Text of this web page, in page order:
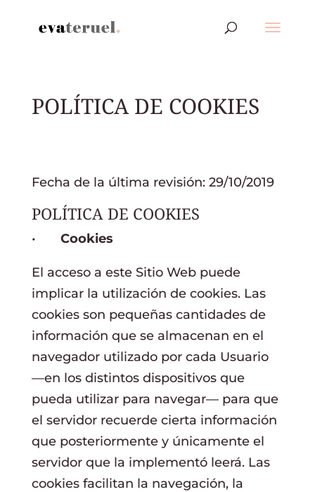
POLÍTICA DE COOKIES
Fecha de la última revisión: 29/10/2019
POLÍTICA DE COOKIES
• Cookies
El acceso a este Sitio Web puede
implicar la utilización de cookies. Las
cookies son pequeñas cantidades de
información que se almacenan en el
navegador utilizado por cada Usuario
—en los distintos dispositivos que
pueda utilizar para navegar— para que
el servidor recuerde cierta información
que posteriormente y únicamente el
servidor que la implementó leerá. Las
cookies facilitan la navegación, la